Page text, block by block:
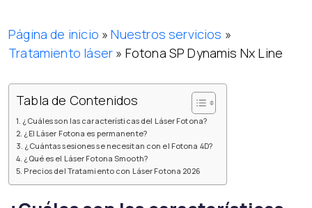
Página de inicio »Nuestros servicios »
Tratamiento láser » Fotona SP Dynamis Nx Line
Tabla de Contenidos
¿Cuáles son las características del Láser Fotona?
¿El Láser Fotona es permanente?
¿Cuántas sesiones se necesitan con el Fotona 4D?
¿Qué es el Láser Fotona Smooth?
Precios del Tratamiento con Láser Fotona 2026